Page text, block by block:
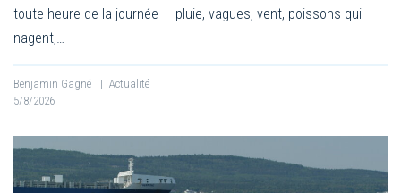
toute heure de la journée — pluie, vagues, vent, poissons qui
nagent,…
Benjamin Gagné | Actualité
5/8/2026